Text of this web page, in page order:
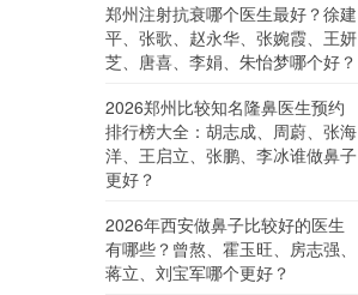
郑州注射抗衰哪个医生最好？徐建
平、张歌、赵永华、张婉霞、王妍
芝、唐喜、李娟、朱怡梦哪个好？
2026郑州比较知名隆鼻医生预约
排行榜大全：胡志成、周蔚、张海
洋、王启立、张鹏、李冰谁做鼻子
更好？
2026年西安做鼻子比较好的医生
有哪些？曾熬、霍玉旺、房志强、
蒋立、刘宝军哪个更好？